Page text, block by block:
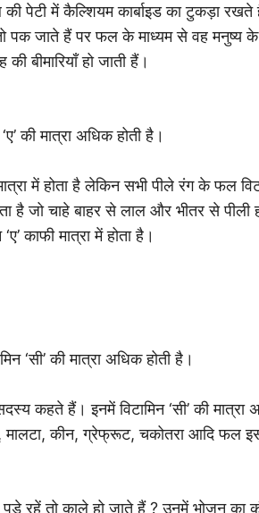
पेटी में कैल्शियम कार्बाइड का टुकड़ा रखते
पक जाते हैं पर फल के माध्यम से वह मनुष्य
बीमारियाँ हो जाती हैं।
की मात्रा अधिक होती है।
में होता है लेकिन सभी पीले रंग के फल
होता है जो चाहे बाहर से लाल और भीतर से
काफी मात्रा में होता है।
‘सी’ की मात्रा अधिक होती है।
कहते हैं। इनमें विटामिन ‘सी’ की मात्रा
मालटा, कीन, ग्रेफ्रूट, चकोतरा आदि फल
रहें तो काले हो जाते हैं ? उनमें भोजन का